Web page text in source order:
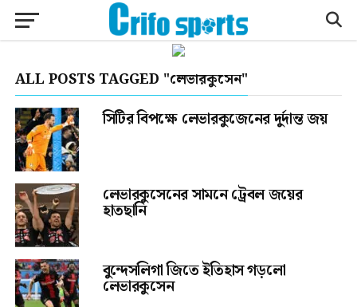
ALL POSTS TAGGED "লেভারকুসেন"
সিটির বিপক্ষে লেভারকুজেনের দুর্দান্ত জয়
লেভারকুসেনের সামনে ট্রেবল জয়ের
হাতছানি
বুন্দেসলিগা জিতে ইতিহাস গড়লো
লেভারকুসেন